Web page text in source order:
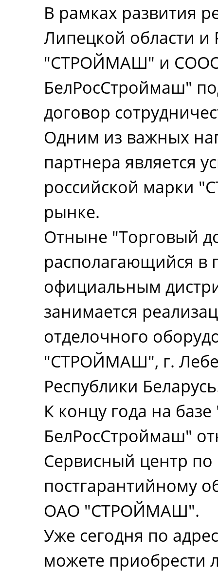
В рамках развития
Липецкой области и
"СТРОЙМАШ" и
БелРосСтроймаш"
договор
Одним из важных
партнера является
российской марки
рынке.
Отныне "Торговый
располагающийся в
официальным
занимается
отделочного
"СТРОЙМАШ", г.
Республики
К концу года на
БелРосСтроймаш"
Сервисный центр
постгарантийному
ОАО "СТРОЙМАШ".
Уже сегодня по
можете приобрести